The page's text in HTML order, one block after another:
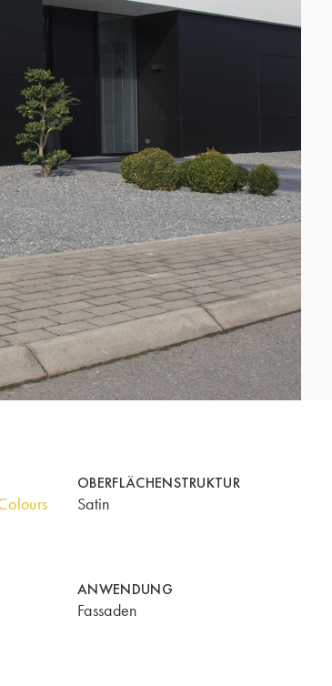
OBERFLÄCHENSTRUKTUR
Satin
ANWENDUNG
Fassaden